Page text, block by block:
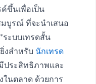
ขึ้นเพื่อเป็น
บูรณ์ ที่จะนำเสนอ
ระบบเทรดสั้น
งสำหรับ นักเทรด
ประสิทธิภาพและ
ในตลาด ด้วยการ